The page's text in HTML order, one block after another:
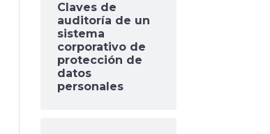
Claves de
auditoría de un
sistema
corporativo de
protección de
datos
personales